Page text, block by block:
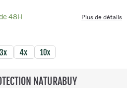
48H
Plus de détails
NATURABUY